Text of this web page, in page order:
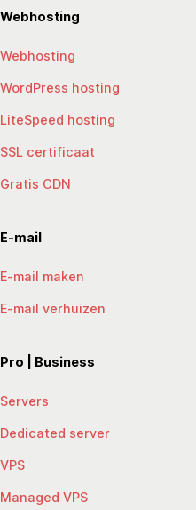
Webhosting
Webhosting
WordPress hosting
LiteSpeed hosting
SSL certificaat
Gratis CDN
E-mail
E-mail maken
E-mail verhuizen
Pro | Business
Servers
Dedicated server
VPS
Managed VPS